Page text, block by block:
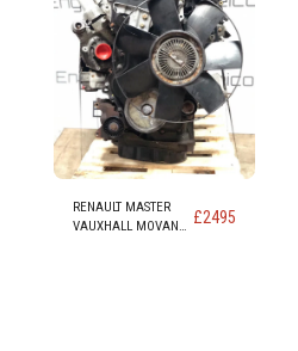
RENAULT MASTER
VAUXHALL MOVANO £2495